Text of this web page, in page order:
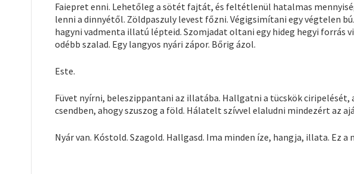
Faiepret enni. Lehetőleg a sötét fajtát, és feltétlenül hatalmas
lenni a dinnyétől. Zöldpaszuly levest főzni. Végigsimítani egy végtelen
hagyni vadmenta illatú lépteid. Szomjadat oltani egy hideg hegyi forrás
odébb szalad. Egy langyos nyári zápor. Bőrig ázol.
Este.
Füvet nyírni, beleszippantani az illatába. Hallgatni a tücskök ciripelését,
csendben, ahogy szuszog a föld. Hálatelt szívvel elaludni mindezért az
Nyár van. Kóstold. Szagold. Hallgasd. Ima minden íze, hangja, illata. Ez a